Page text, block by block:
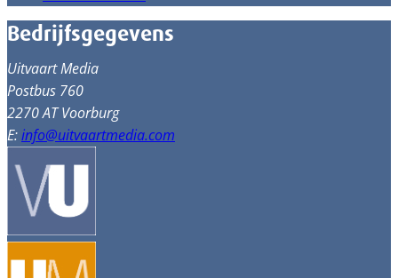
Bedrijfsgegevens
Uitvaart Media
Postbus 760
2270 AT Voorburg
E:info@uitvaartmedia.com